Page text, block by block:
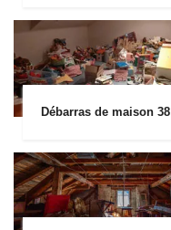
Débarras de maison 38